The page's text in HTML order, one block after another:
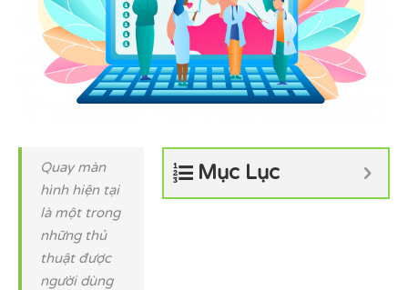
Mục Lục
Quay màn
hình hiện tại
là một trong
những thủ
thuật được
người dùng